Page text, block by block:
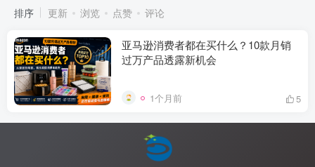
排序 更新 浏览 点赞 评论
亚马逊消费者都在买什么？10款月销
过万产品透露新机会
1个月前 5